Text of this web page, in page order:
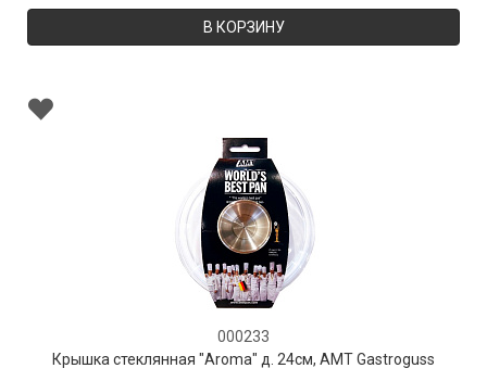
В КОРЗИНУ
000233
Крышка стеклянная "Aroma" д. 24см, AMT Gastroguss